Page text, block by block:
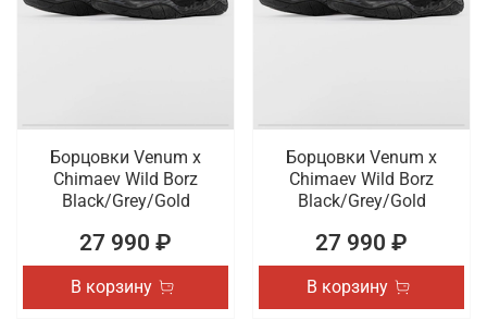
наличии профессиональная обувь для спорта,
Борцовки Venum x
Chimaev Wild Borz
Black/Grey/Gold
27 990 ₽
В корзину
Борцовки Venum x
Chimaev Wild Borz
Black/Grey/Gold
27 990 ₽
В корзину